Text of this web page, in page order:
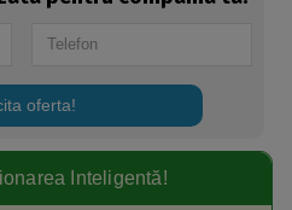
oferta!
Inteligentă!​